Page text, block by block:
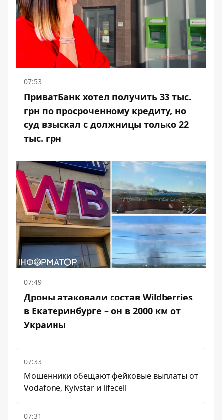
07:53
ПриватБанк хотел получить 33 тыс.
грн по просроченному кредиту, но
суд взыскал с должницы только 22
тыс. грн
07:49
Дроны атаковали состав Wildberries
в Екатеринбурге – он в 2000 км от
Украины
07:33
Мошенники обещают фейковые выплаты от
Vodafone, Kyivstar и lifecell
07:31